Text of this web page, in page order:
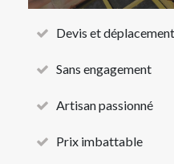
Devis et
Sans engagement
Artisan passionné
Prix imbattable